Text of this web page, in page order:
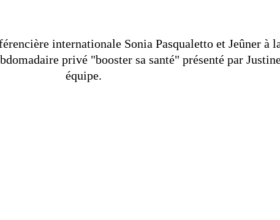
internationale Sonia Pasqualetto et Jeûner à
privé "booster sa santé" présenté par
équipe.